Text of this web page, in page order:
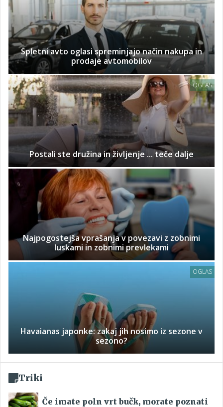
Spletni avto oglasi spreminjajo način nakupa in
prodaje avtomobilov
OGLAS
Postali ste družina in življenje ... teče dalje
Najpogostejša vprašanja v povezavi z zobnimi
luskami in zobnimi prevlekami
OGLAS
Havaianas japonke: zakaj jih nosimo iz sezone v
sezono?
Triki
Če imate poln vrt bučk, morate poznati